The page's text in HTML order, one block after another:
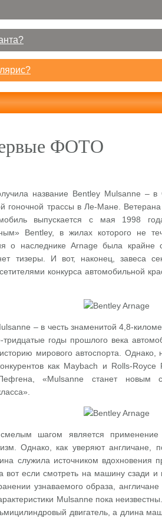
ФОТО
название Bentley Mulsanne – в
гоночной трассы в Ле-Мане.
выпускается с мая 1998
Bentley, в жилах которого не
о наследнике Arnage была крайне
тизеры. И вот, наконец, завеса
конкурса автомобильной
– в честь знаменитой 4,8-
годы прошлого века
мирового автоспорта.
как Maybach и Rolls-
«Mulsanne станет новым
шагом является применение
Однако, как уверяют
служила источником вдохновения
вот если смотреть на машину сзади
узнаваемого образа,
Mulsanne пока
двигатель, а длина